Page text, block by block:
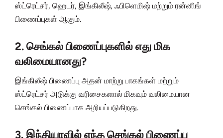
ஸ்ட்ரெட்சர், ஹெடர், இங்கிலீஷ், ஃபிளெமிஷ் மற்றும் ரன்னிங்
பிணைப்புகள் ஆகும்.
2. செங்கல் பிணைப்புகளில் எது மிக
வலிமையானது?
இங்கிலீஷ் பிணைப்பு அதன் மாற்று பாகங்கள் மற்றும்
ஸ்ட்ரெட்சர் அடுக்கு வரிசைகளால் மிகவும் வலிமையான
செங்கல் பிணைப்பாக அறியப்படுகிறது.
3. இந்தியாவில் எந்த செங்கல் பிணைப்பு